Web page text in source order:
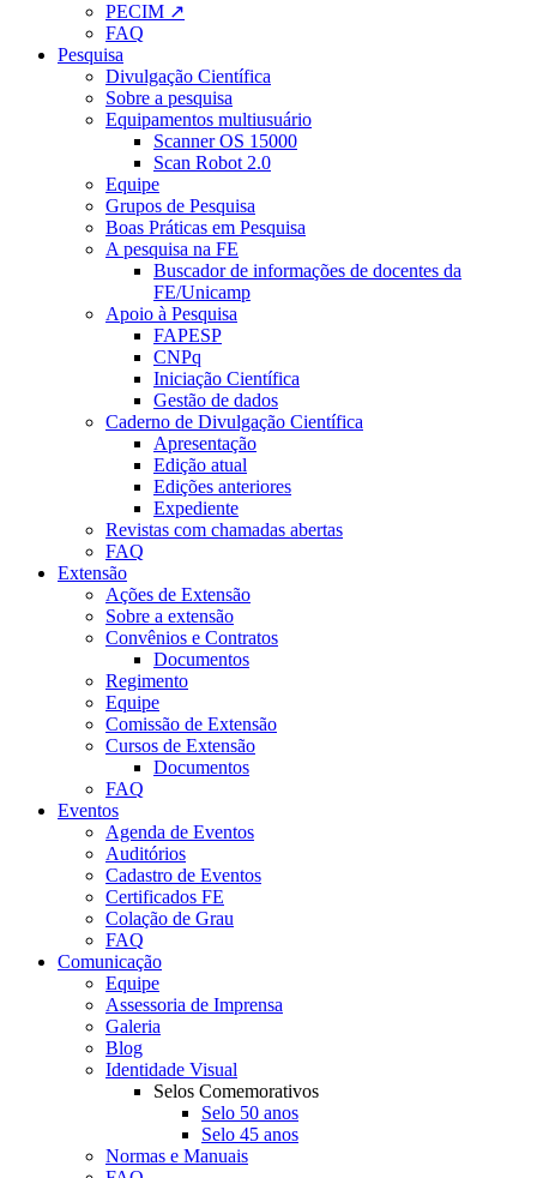
PECIM ↗
FAQ
Pesquisa
Divulgação Científica
Sobre a pesquisa
Equipamentos multiusuário
Scanner OS 15000
Scan Robot 2.0
Equipe
Grupos de Pesquisa
Boas Práticas em Pesquisa
A pesquisa na FE
Buscador de informações de docentes da
FE/Unicamp
Apoio à Pesquisa
FAPESP
CNPq
Iniciação Científica
Gestão de dados
Caderno de Divulgação Científica
Apresentação
Edição atual
Edições anteriores
Expediente
Revistas com chamadas abertas
FAQ
Extensão
Ações de Extensão
Sobre a extensão
Convênios e Contratos
Documentos
Regimento
Equipe
Comissão de Extensão
Cursos de Extensão
Documentos
FAQ
Eventos
Agenda de Eventos
Auditórios
Cadastro de Eventos
Certificados FE
Colação de Grau
FAQ
Comunicação
Equipe
Assessoria de Imprensa
Galeria
Blog
Identidade Visual
Selos Comemorativos
Selo 50 anos
Selo 45 anos
Normas e Manuais